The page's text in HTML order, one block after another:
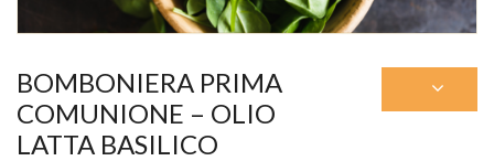
BOMBONIERA PRIMA
COMUNIONE – OLIO
LATTA BASILICO